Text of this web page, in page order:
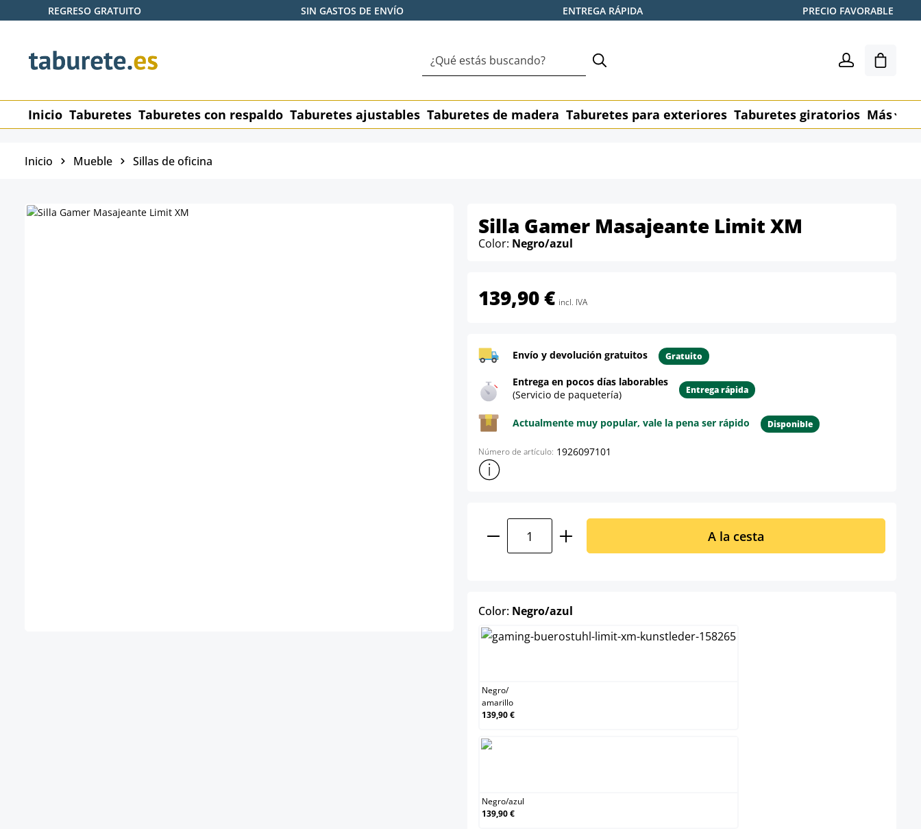
al contenido principal
Saltar a la búsqueda
Saltar a la navegación principal
REGRESO GRATUITO SIN GASTOS DE ENVÍO ENTREGA RÁPIDA PRECIO FAVORABLE
El
Inicio Taburetes Taburetes con respaldo Taburetes ajustables Taburetes de madera Taburetes para exteriores Taburetes giratorios Más
Inicio Mueble Sillas de oficina
Silla Gamer Masajeante Limit XM
Color: Negro/azul
139,90 € incl. IVA
Envío y devolución gratuitos Gratuito
Entrega en pocos días laborables
(Servicio de paquetería)
Entrega rápida
Actualmente muy popular, vale la pena ser rápido Disponible
Número de artículo: 1926097101
Mostrar más información sobre el producto
Cantidad del producto: introduce la cantidad deseada o
A la cesta
Color: Negro/azul
Negro/
amarillo
139,90 €
Negro/azul
139,90 €